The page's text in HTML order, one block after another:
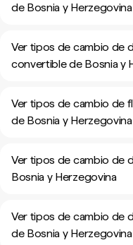
de Bosnia y Herzegovina
Ver tipos de cambio de
convertible de Bosnia y
Ver tipos de cambio de
de Bosnia y Herzegovina
Ver tipos de cambio de
Bosnia y Herzegovina
Ver tipos de cambio de
de Bosnia y Herzegovina